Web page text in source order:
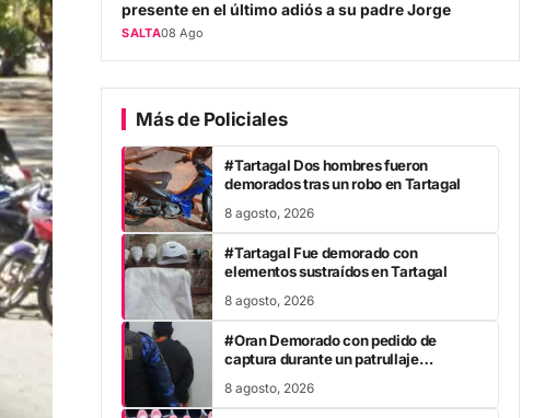
presente en el último adiós a su padre Jorge
SALTA08 Ago
Más de Policiales
#Tartagal Dos hombres fueron
demorados tras un robo en Tartagal
8 agosto, 2026
#Tartagal Fue demorado con
elementos sustraídos en Tartagal
8 agosto, 2026
#Oran Demorado con pedido de
captura durante un patrullaje
8 agosto, 2026